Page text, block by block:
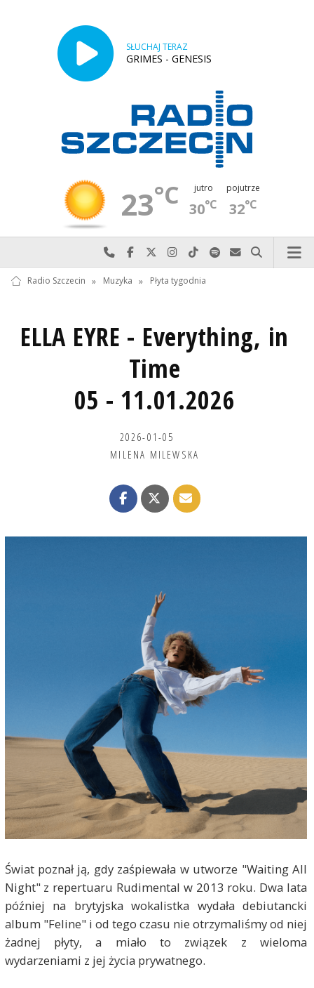
SŁUCHAJ TERAZ
GRIMES - GENESIS
23°C jutro
30°C
pojutrze
32°C
Najlepiej po prostu do nas zadzwoń
Odwiedź nas na Facebook-u
Odwiedź nas na X
Odwiedź nas na Instagram-ie
Odwiedź nas na TikTok-u
Szukaj nas na Spotify
Wyślij do nas
Szukaj
Radio Szczecin » Muzyka » Płyta tygodnia
ELLA EYRE - Everything, in
Time
05 - 11.01.2026
2026-01-05
MILENA MILEWSKA
Świat poznał ją, gdy zaśpiewała w utworze "Waiting All
Night" z repertuaru Rudimental w 2013 roku. Dwa lata
później na brytyjska wokalistka wydała debiutancki
album "Feline" i od tego czasu nie otrzymaliśmy od niej
żadnej płyty, a miało to związek z wieloma
wydarzeniami z jej życia prywatnego.